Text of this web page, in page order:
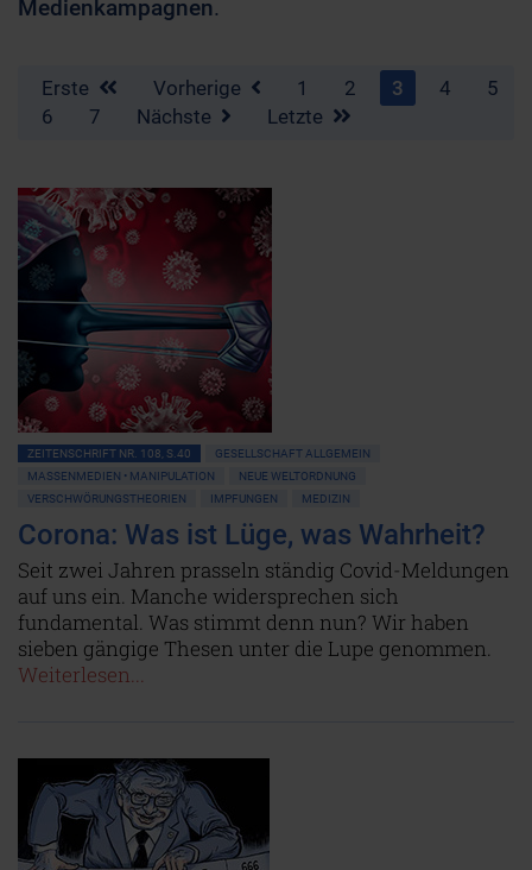
Medienkampagnen.
Erste Vorherige 1 2 3 4
5
6
7 Nächste Letzte
ZEITENSCHRIFT NR. 108, S.40
GESELLSCHAFT ALLGEMEIN
MASSENMEDIEN • MANIPULATION
NEUE WELTORDNUNG
VERSCHWÖRUNGSTHEORIEN
IMPFUNGEN MEDIZIN
Corona: Was ist Lüge, was Wahrheit?
Seit zwei Jahren prasseln ständig Covid-Meldungen
auf uns ein. Manche widersprechen sich
fundamental. Was stimmt denn nun? Wir haben
sieben gängige Thesen unter die Lupe genommen.
Weiterlesen...